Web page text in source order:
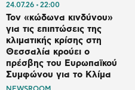
24.07.26 22:00
Τον «κώδωνα κινδύνου»
για τις επιπτώσεις της
κλιματικής κρίσης στη
Θεσσαλία κρούει ο
πρέσβης του Ευρωπαϊκού
Συμφώνου για το Κλίμα